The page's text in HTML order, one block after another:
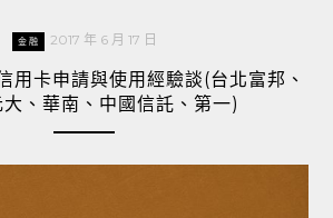
金融 2017 年 6 月 17 日
用卡申請與使用經驗談(台北富邦、
、華南、中國信託、第一)